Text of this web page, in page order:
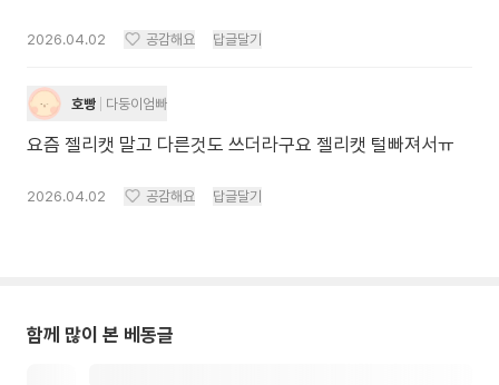
2026.04.02 공감해요 답글달기
호빵 다둥이엄빠
요즘 젤리캣 말고 다른것도 쓰더라구요 젤리캣 털빠져서ㅠ
2026.04.02 공감해요 답글달기
함께 많이 본 베동글